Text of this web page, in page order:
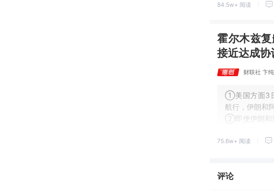
成的消息；
84.5w+ 阅读
霍尔木兹
接近达成协
财联社 卞纯
①美国方面3
航行，伊朗和
②即便伊朗和
③潜在的协议
75.6w+ 阅读
评论